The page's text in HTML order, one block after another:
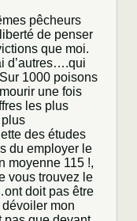
pêcheurs
de penser
que moi.
d’autres….qui
1000 poisons
une fois
les plus
des études
du employer le
moyenne 115 !,
vous trouvez le
doit pas être
mon